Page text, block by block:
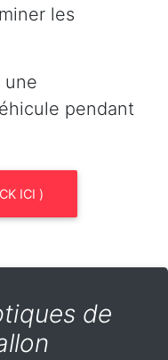
les
une
pendant
ICI )
de